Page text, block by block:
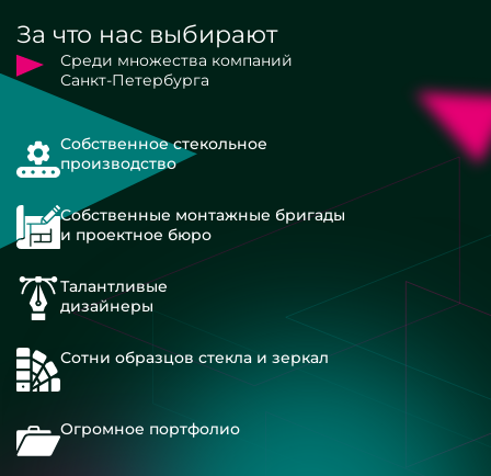
За что нас выбирают
Среди множества компаний
Санкт-Петербурга
Собственное стекольное
производство
Собственные монтажные бригады
и проектное бюро
Талантливые
дизайнеры
Сотни образцов стекла и зеркал
Огромное портфолио